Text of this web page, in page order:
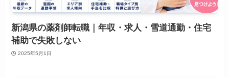
新潟県の薬剤師転職｜年収・求人・雪道通勤・住宅
補助で失敗しない
2025年5月1日